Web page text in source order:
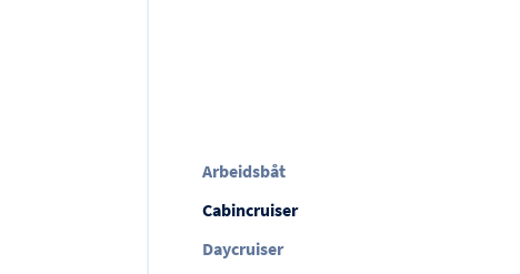
Arbeidsbåt
Cabincruiser
Daycruiser